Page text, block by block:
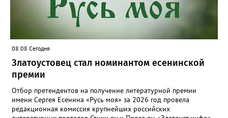
08:08 Сегодня
Златоустовец стал номинантом есенинской
премии
Отбор претендентов на получение литературной премии
имени Сергея Есенина «Русь моя» за 2026 год провела
редакционная комиссия крупнейших российских